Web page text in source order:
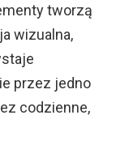
tworzą
wizualna,
przez jedno
codzienne,